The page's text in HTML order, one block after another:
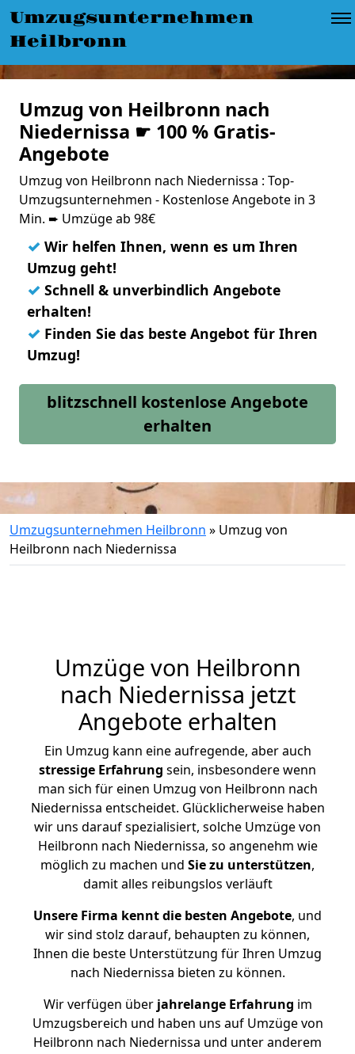
Umzugsunternehmen
Heilbronn
Umzug von Heilbronn nach
Niedernissa ☛ 100 % Gratis-
Angebote
Umzug von Heilbronn nach Niedernissa : Top-
Umzugsunternehmen - Kostenlose Angebote in 3
Min. ➨ Umzüge ab 98€
✓ Wir helfen Ihnen, wenn es um Ihren
Umzug geht!
✓ Schnell & unverbindlich Angebote
erhalten!
✓ Finden Sie das beste Angebot für Ihren
Umzug!
blitzschnell kostenlose Angebote
erhalten
Umzugsunternehmen Heilbronn » Umzug von
Heilbronn nach Niedernissa
Umzüge von Heilbronn
nach Niedernissa jetzt
Angebote erhalten
Ein Umzug kann eine aufregende, aber auch
stressige Erfahrung sein, insbesondere wenn
man sich für einen Umzug von Heilbronn nach
Niedernissa entscheidet. Glücklicherweise haben
wir uns darauf spezialisiert, solche Umzüge von
Heilbronn nach Niedernissa, so angenehm wie
möglich zu machen und Sie zu unterstützen,
damit alles reibungslos verläuft
Unsere Firma kennt die besten Angebote, und
wir sind stolz darauf, behaupten zu können,
Ihnen die beste Unterstützung für Ihren Umzug
nach Niedernissa bieten zu können.
Wir verfügen überjahrelange Erfahrung im
Umzugsbereich und haben uns auf Umzüge von
Heilbronn nach Niedernissa und unter anderem